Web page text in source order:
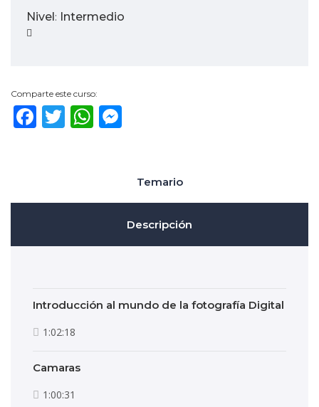
Nivel: Intermedio
Comparte este curso:
Facebook
TwitterWhatsApp
Temario
Descripción
Introducción al mundo de la fotografía Digital
1:02:18
Camaras
1:00:31